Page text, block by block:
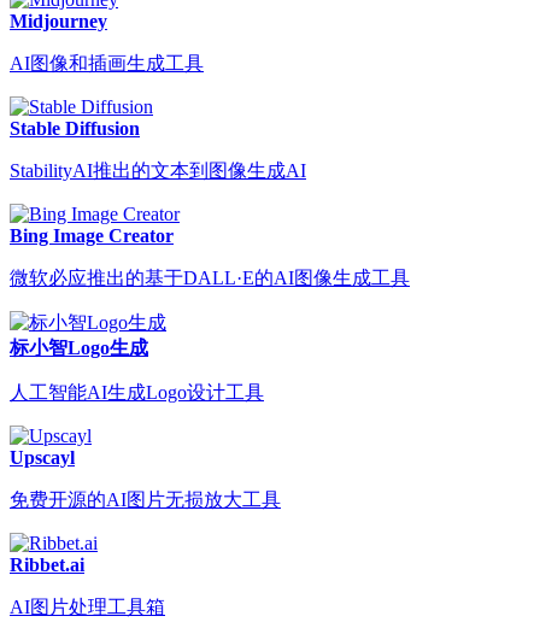
Midjourney
AI图像和插画生成工具
Stable Diffusion
StabilityAI推出的文本到图像生成AI
Bing Image Creator
微软必应推出的基于DALL·E的AI图像生成工具
标小智Logo生成
人工智能AI生成Logo设计工具
Upscayl
免费开源的AI图片无损放大工具
Ribbet.ai
AI图片处理工具箱